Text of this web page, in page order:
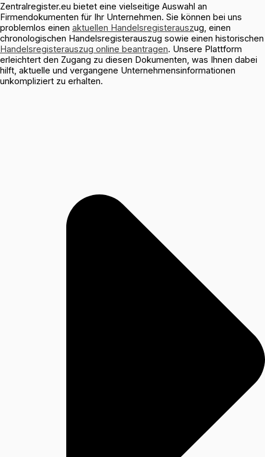
Zentralregister.eu bietet eine vielseitige Auswahl an
Firmendokumenten für Ihr Unternehmen. Sie können bei uns
problemlos einen aktuellen Handelsregisterauszug, einen
chronologischen Handelsregisterauszug sowie einen historischen
Handelsregisterauszug online beantragen. Unsere Plattform
erleichtert den Zugang zu diesen Dokumenten, was Ihnen dabei
hilft, aktuelle und vergangene Unternehmensinformationen
unkompliziert zu erhalten.